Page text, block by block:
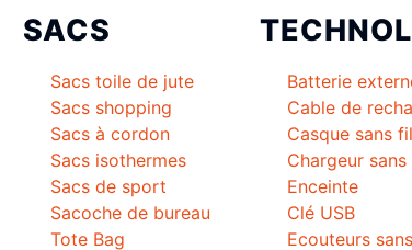
SACS
Sacs toile de jute
Sacs shopping
Sacs à cordon
Sacs isothermes
Sacs de sport
Sacoche de bureau
Tote Bag
Batterie
Cable de
Casque sans fil
Chargeur sans
Enceinte
Clé USB
Ecouteurs